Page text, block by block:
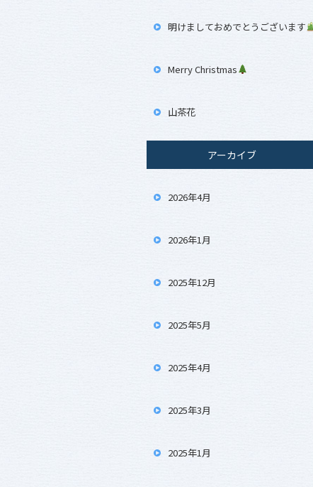
明けましておめでとうございます
Merry Christmas
山茶花
アーカイブ
2026年4月
2026年1月
2025年12月
2025年5月
2025年4月
2025年3月
2025年1月